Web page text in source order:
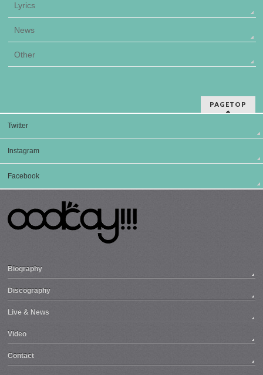
Lyrics
News
Other
PAGETOP
Twitter
Instagram
Facebook
Biography
Discography
Live & News
Video
Contact